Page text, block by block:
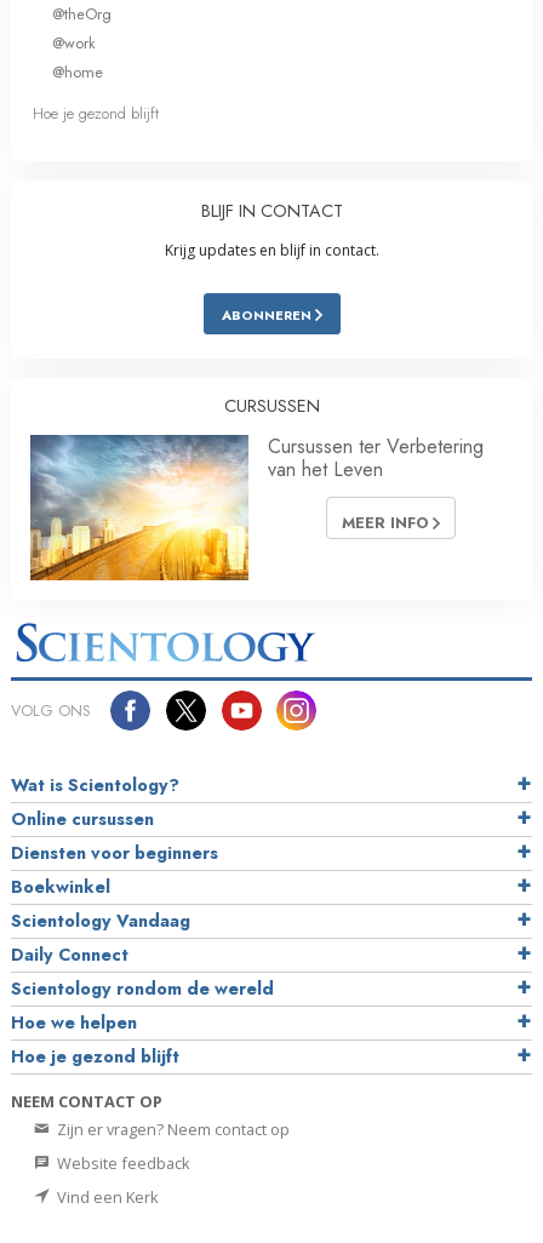
@theOrg
@work
@home
Hoe je gezond blijft
BLIJF IN CONTACT
Krijg updates en blijf in contact.
ABONNEREN
CURSUSSEN
Cursussen ter Verbetering
van het Leven
MEER INFO
VOLG ONS
Wat is Scientology?
Online cursussen
Diensten voor beginners
Boekwinkel
Scientology Vandaag
Daily Connect
Scientology rondom de wereld
Hoe we helpen
Hoe je gezond blijft
NEEM CONTACT OP
Zijn er vragen? Neem contact op
Website feedback
Vind een Kerk